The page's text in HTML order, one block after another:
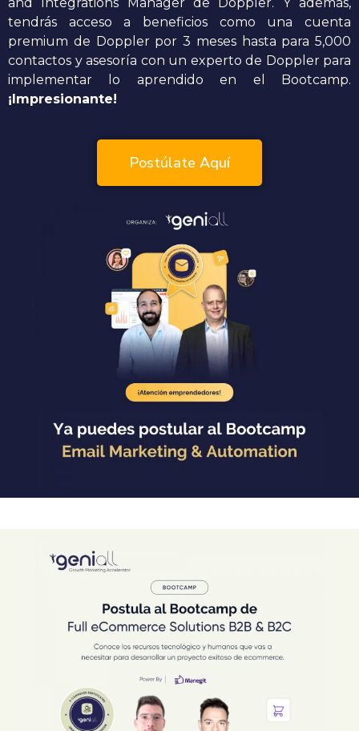
tendrás acceso a beneficios como una cuenta
premium de Doppler por 3 meses hasta para 5,000
contactos y asesoría con un experto de Doppler para
implementar lo aprendido en el Bootcamp.
¡Impresionante!
Postúlate Aquí